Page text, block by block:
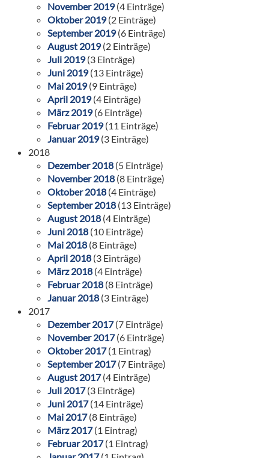
November 2019(4 Einträge)
Oktober 2019(2 Einträge)
September 2019(6 Einträge)
August 2019(2 Einträge)
Juli 2019(3 Einträge)
Juni 2019(13 Einträge)
Mai 2019(9 Einträge)
April 2019(4 Einträge)
März 2019(6 Einträge)
Februar 2019(11 Einträge)
Januar 2019(3 Einträge)
2018
Dezember 2018(5 Einträge)
November 2018(8 Einträge)
Oktober 2018(4 Einträge)
September 2018(13 Einträge)
August 2018(4 Einträge)
Juni 2018(10 Einträge)
Mai 2018(8 Einträge)
April 2018(3 Einträge)
März 2018(4 Einträge)
Februar 2018(8 Einträge)
Januar 2018(3 Einträge)
2017
Dezember 2017(7 Einträge)
November 2017(6 Einträge)
Oktober 2017(1 Eintrag)
September 2017(7 Einträge)
August 2017(4 Einträge)
Juli 2017(3 Einträge)
Juni 2017(14 Einträge)
Mai 2017(8 Einträge)
März 2017(1 Eintrag)
Februar 2017(1 Eintrag)